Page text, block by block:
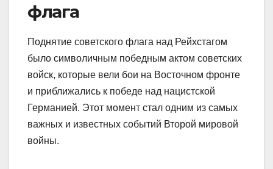
флага
Поднятие советского флага над Рейхстагом
было символичным победным актом советских
войск, которые вели бои на Восточном фронте
и приближались к победе над нацистской
Германией. Этот момент стал одним из самых
важных и известных событий Второй мировой
войны.